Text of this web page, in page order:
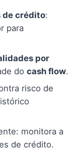
de crédito:
para
por
do cash flow.
risco de
monitora a
de crédito.